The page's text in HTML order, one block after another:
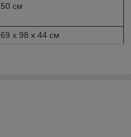
50 см
69 х 98 х 44 см